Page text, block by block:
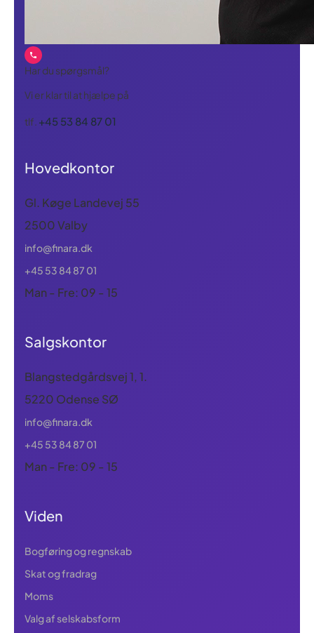
Har du spørgsmål?
Vi er klar til at hjælpe på
tlf. +45 53 84 87 01
Hovedkontor
Gl. Køge Landevej 55
2500 Valby
info@finara.dk
+45 53 84 87 01
Man - Fre: 09 - 15
Salgskontor
Blangstedgårdsvej 1, 1.
5220 Odense SØ
info@finara.dk
+45 53 84 87 01
Man - Fre: 09 - 15
Viden
Bogføring og regnskab
Skat og fradrag
Moms
Valg af selskabsform